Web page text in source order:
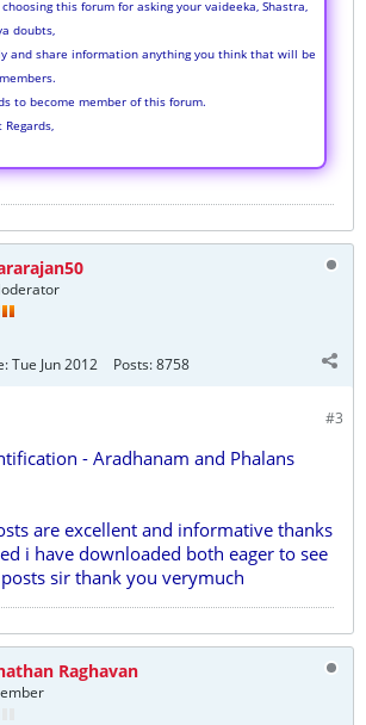
this forum for asking your vaideeka, Shastra,
doubts,
and share information anything you think that will be
to become member of this forum.
Regards,
Tue Jun 2012 Posts:8758
#3
- Aradhanam and Phalans
are excellent and informative thanks
i have downloaded both eager to see
sir thank you verymuch
Raghavan